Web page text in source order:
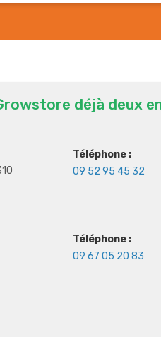
déjà deux
Téléphone :
09 52 95 45 32
Téléphone :
09 67 05 20 83